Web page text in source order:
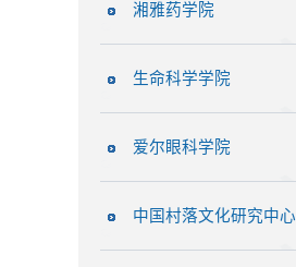
湘雅药学院
生命科学学院
爱尔眼科学院
中国村落文化研究中心